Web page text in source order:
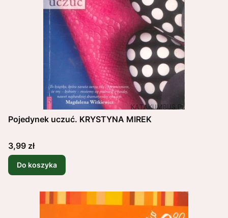
Pojedynek uczuć. KRYSTYNA MIREK
Cena
3,99 zł
Do koszyka